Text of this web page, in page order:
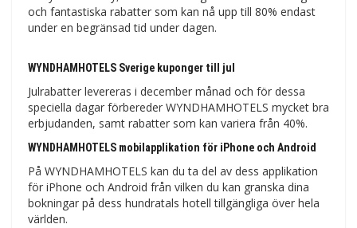
och fantastiska rabatter som kan nå upp till 80% endast
under en begränsad tid under dagen.
WYNDHAMHOTELS Sverige kuponger till jul
Julrabatter levereras i december månad och för dessa
speciella dagar förbereder WYNDHAMHOTELS mycket bra
erbjudanden, samt rabatter som kan variera från 40%.
WYNDHAMHOTELS mobilapplikation för iPhone och Android
På WYNDHAMHOTELS kan du ta del av dess applikation
för iPhone och Android från vilken du kan granska dina
bokningar på dess hundratals hotell tillgängliga över hela
världen.